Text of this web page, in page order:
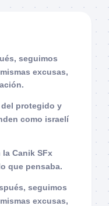
seguimos
excusas,
protegido y
como israelí
la Canik SFx
que pensaba.
seguimos
excusas,